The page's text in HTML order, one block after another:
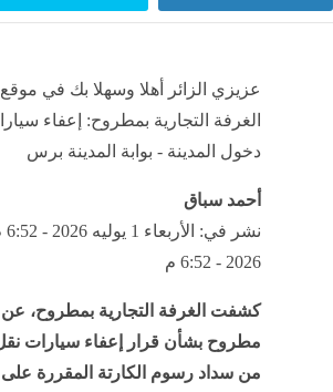
عزيزي الزائر أهلا وسهلا بك في
الغرفة التجارية بمطروح: إعفاء
دخول المدينة - بوابة المدينة برس
أحمد سباق
2026 - 6:52 م
كشفت الغرفة التجارية بمطروح،
مطروح بشأن قرار إعفاء سيارات نقل
من سداد رسوم الكارتة المقررة